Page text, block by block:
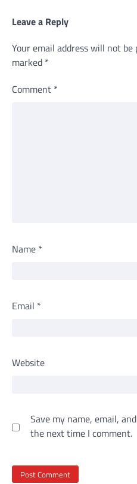
Leave a Reply
Your email address will not be
marked *
Comment *
Name *
Email *
Website
Save my name, email,
the next time I comment.